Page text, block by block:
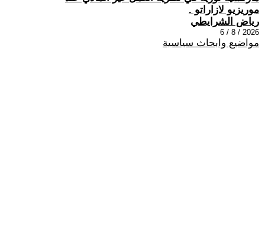
موريزيو لازاراتو .
رياض الشرايطي
2026 / 8 / 6
مواضيع وابحاث سياسية